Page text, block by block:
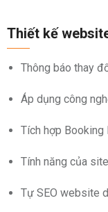
Thiết kế
Thông báo thay
Áp dụng công
Tích hợp
Tính năng của
Tự SEO website